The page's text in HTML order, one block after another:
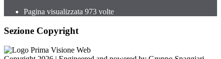
Pagina visualizzata 973 volte
Sezione Copyright